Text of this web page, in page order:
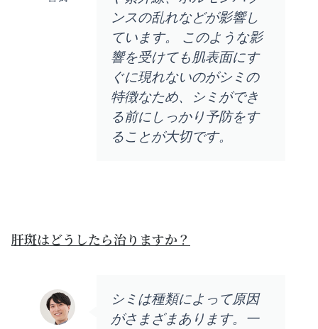
ンスの乱れなどが影響し
ています。 このような影
響を受けても肌表面にす
ぐに現れないのがシミの
特徴なため、シミができ
る前にしっかり予防をす
ることが大切です。
肝斑はどうしたら治りますか？
シミは種類によって原因
がさまざまあります。一